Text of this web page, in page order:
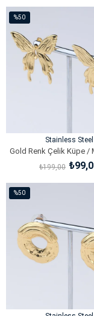
SEPETE
%50
%50İndirim
Stainless Steel
Gold Renk Çelik Küpe /
₺199,00
SEPETE
%50
%50İndirim